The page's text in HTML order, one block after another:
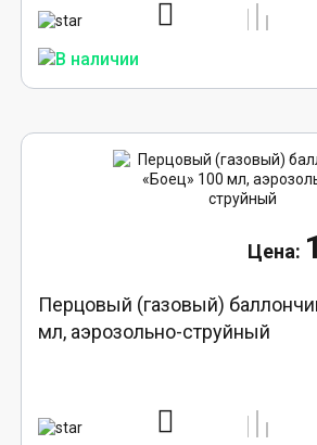
Перцовый (газовый)
мл, аэрозольно-струйный